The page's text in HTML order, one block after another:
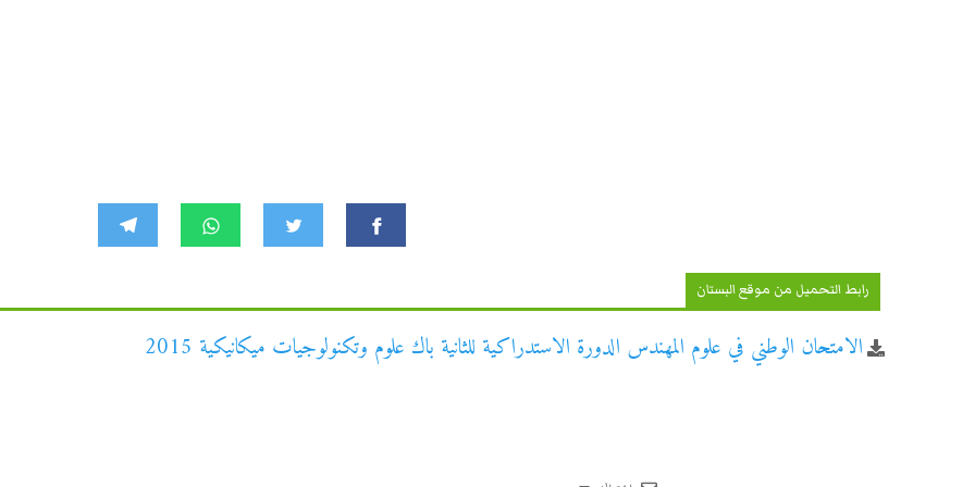
رابط التحميل من موقع البستان
الامتحان الوطني في علوم المهندس الدورة الاستدراكية للثانية باك علوم وتكنولوجيات ميكانيكية 2015